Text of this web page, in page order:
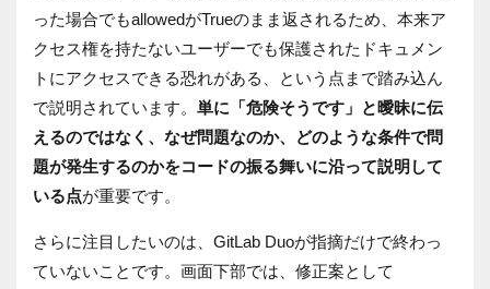
った場合でもallowedがTrueのまま返されるため、本来ア
クセス権を持たないユーザーでも保護されたドキュメン
トにアクセスできる恐れがある、という点まで踏み込ん
で説明されています。 単に「危険そうです」と曖昧に伝
えるのではなく、なぜ問題なのか、どのような条件で問
題が発生するのかをコードの振る舞いに沿って説明して
いる点が重要です。
さらに注目したいのは、GitLab Duoが指摘だけで終わっ
ていないことです。画面下部では、修正案として